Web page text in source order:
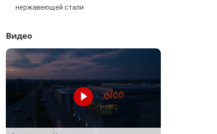
нержавеющей стали
Видео